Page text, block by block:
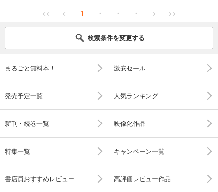
<< < 1 ・ ・ ・ > >>
検索条件を変更する
まるごと無料本！ 激安セール
発売予定一覧 人気ランキング
新刊・続巻一覧 映像化作品
特集一覧 キャンペーン一覧
書店員おすすめレビュー 高評価レビュー作品